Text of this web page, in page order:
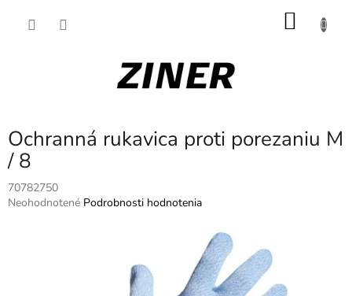
Ochranná rukavica proti porezaniu M
/ 8
70782750
Priemerné
Neohodnotené Podrobnosti hodnotenia